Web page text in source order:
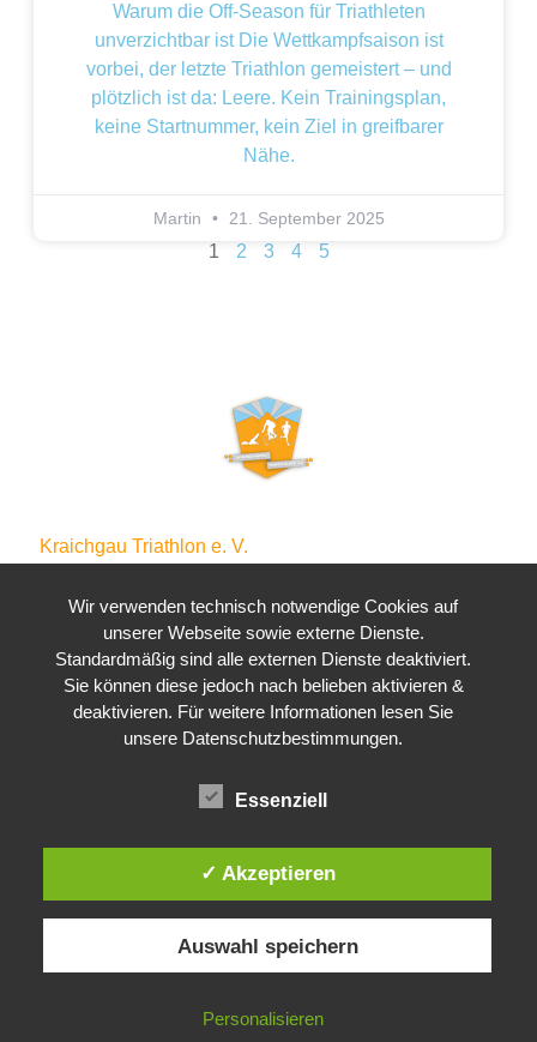
Warum die Off-Season für Triathleten
unverzichtbar ist Die Wettkampfsaison ist
vorbei, der letzte Triathlon gemeistert – und
plötzlich ist da: Leere. Kein Trainingsplan,
keine Startnummer, kein Ziel in greifbarer
Nähe.
Martin 21. September 2025
1 2 3 4 5
Kraichgau Triathlon e. V.
76646 Bruchsal
Wir verwenden technisch notwendige Cookies auf
unserer Webseite sowie externe Dienste.
Standardmäßig sind alle externen Dienste deaktiviert.
Sie können diese jedoch nach belieben aktivieren &
deaktivieren. Für weitere Informationen lesen Sie
unsere Datenschutzbestimmungen.
Essenziell
✓ Akzeptieren
Auswahl speichern
Personalisieren